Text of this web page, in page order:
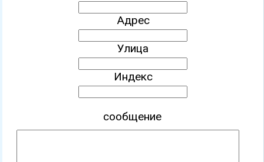
Адрес
Улица
Индекс
сообщение